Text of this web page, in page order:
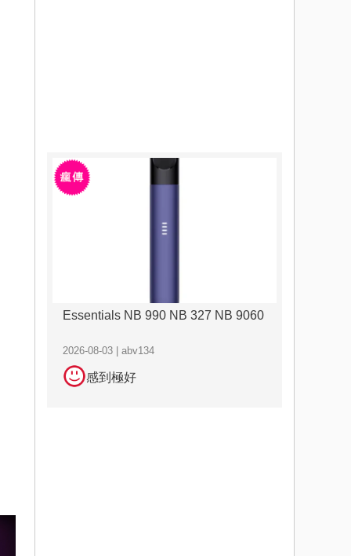
Essentials NB 990 NB 327 NB 9060
2026-08-03 | abv134
感到極好